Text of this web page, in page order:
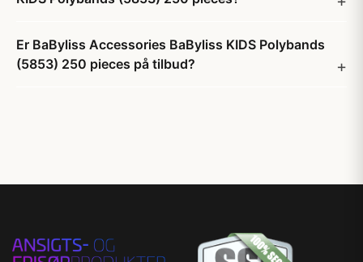
Er BaByliss Accessories BaByliss KIDS Polybands
(5853) 250 pieces på tilbud?